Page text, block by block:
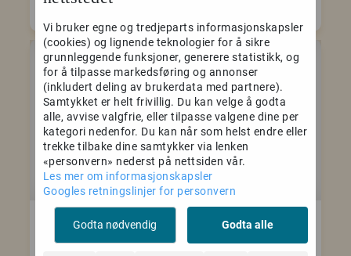
-40%
Pusher Genesis Set
-40%
Pusher Genesis Set
Vi bruker egne og tredjeparts informasjonskapsler
(cookies) og lignende teknologier for å sikre
grunnleggende funksjoner, generere statistikk, og
for å tilpasse markedsføring og annonser
(inkludert deling av brukerdata med partnere).
Samtykket er helt frivillig. Du kan velge å godta
alle, avvise valgfrie, eller tilpasse valgene dine per
kategori nedenfor. Du kan når som helst endre eller
trekke tilbake dine samtykker via lenken
«personvern» nederst på nettsiden vår.
Les mer om informasjonskapsler
Googles retningslinjer for personvern
Godta nødvendig Godta alle